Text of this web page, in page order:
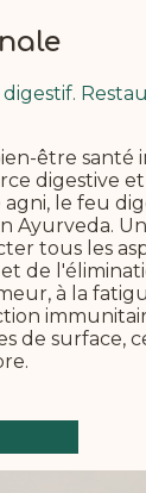
être santé
digestive
agni, le feu
Ayurveda.
tous les
de
à la
de surface,